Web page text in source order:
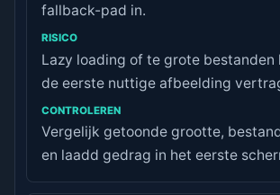
RISICO
fallback-pad in.
Lazy loading of te grote bestanden
de eerste nuttige afbeelding
Vergelijk getoonde grootte,
en laadd gedrag in het eerste